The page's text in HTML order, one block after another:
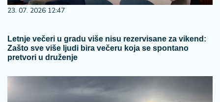
23. 07. 2026 12:47
Letnje večeri u gradu više nisu rezervisane za vikend:
Zašto sve više ljudi bira večeru koja se spontano
pretvori u druženje